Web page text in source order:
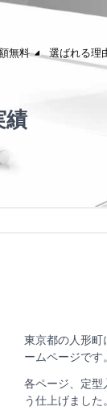
績
無料 選ばれる理
東京都の人形町
ームページです。
各ページ、定型
う仕上げました。